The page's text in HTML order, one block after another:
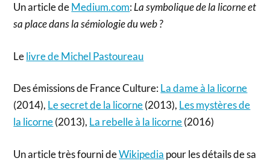
Un article deMedium.com:La symbolique de la licorne et
sa place dans la sémiologie du web ?
Lelivre de Michel Pastoureau
Des émissions de France Culture:La dame à la licorne
(2014), Le secret de la licorne(2013), Les mystères de
la licorne(2013), La rebelle à la licorne(2016)
Un article très fourni deWikipedia pour les détails de sa